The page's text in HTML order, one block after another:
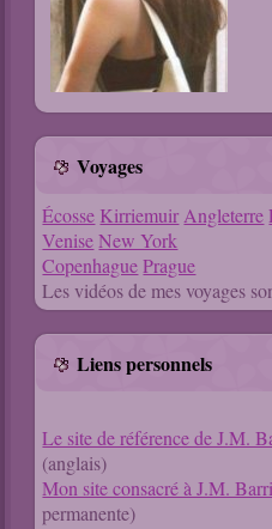
Voyages
Écosse Kirriemuir Angleterre
Venise New York
Copenhague Prague
Les vidéos de mes voyages
Liens personnels
Le site de référence de J.M.
(anglais)
Mon site consacré à J.M.
permanente)